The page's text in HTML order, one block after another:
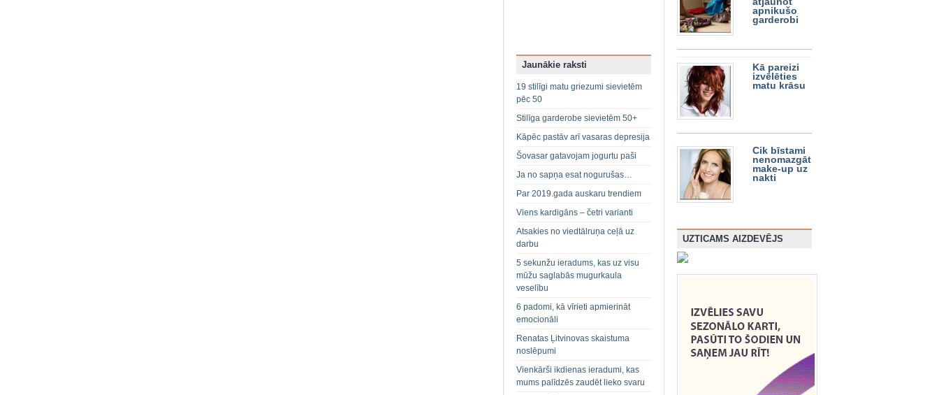
Jaunākie raksti
19 stilīgi matu griezumi sievietēm
pēc 50
Stilīga garderobe sievietēm 50+
Kāpēc pastāv arī vasaras depresija
Šovasar gatavojam jogurtu paši
Ja no sapņa esat nogurušas…
Par 2019.gada auskaru trendiem
Viens kardigāns – četri varianti
Atsakies no viedtālruņa ceļā uz
darbu
5 sekunžu ieradums, kas uz visu
mūžu saglabās mugurkaula
veselību
6 padomi, kā vīrieti apmierināt
emocionāli
Renatas Ļitvinovas skaistuma
noslēpumi
Vienkārši ikdienas ieradumi, kas
mums palīdzēs zaudēt lieko svaru
apnikušo
garderobi
Kā pareizi
izvēlēties
matu krāsu
Cik bīstami
nenomazgāt
make-up uz
nakti
UZTICAMS AIZDEVĒJS